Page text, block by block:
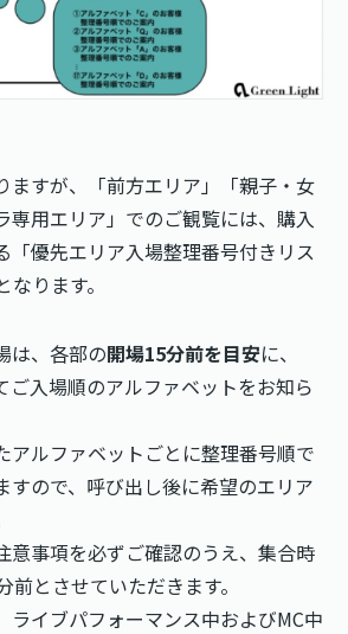
ますが、「前方エリア」「親子・女
専用エリア」でのご観覧には、購入
「優先エリア入場整理番号付きリス
ります。
は、各部の開場15分前を目安に、
ご入場順のアルファベットをお知ら
アルファベットごとに整理番号順で
すので、呼び出し後に希望のエリア
意事項を必ずご確認のうえ、集合時
とさせていただきます。
イブパフォーマンス中およびMC中